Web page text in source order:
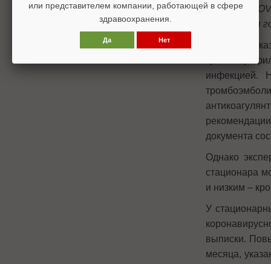
больных
завершения
ASH
инфекцией.
документа
Однако
стационара
и низким –
У
выписки.
месяца,
или представителем компании, работающей в сфере
здравоохранения.
Да Нет